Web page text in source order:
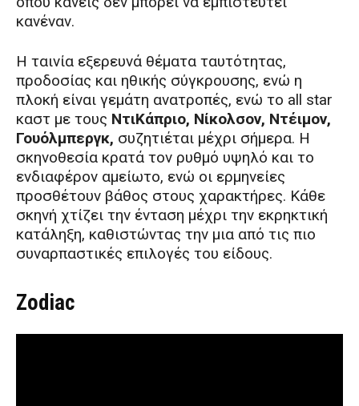
κανέναν.
Η ταινία εξερευνά θέματα ταυτότητας,
προδοσίας και ηθικής σύγκρουσης, ενώ η
πλοκή είναι γεμάτη ανατροπές, ενώ το all star
καστ με τους ΝτιΚάπριο, Νίκολσον, Ντέιμον,
Γουόλμπεργκ, συζητιέται μέχρι σήμερα. Η
σκηνοθεσία κρατά τον ρυθμό υψηλό και το
ενδιαφέρον αμείωτο, ενώ οι ερμηνείες
προσθέτουν βάθος στους χαρακτήρες. Κάθε
σκηνή χτίζει την ένταση μέχρι την εκρηκτική
κατάληξη, καθιστώντας την μια από τις πιο
συναρπαστικές επιλογές του είδους.
Zodiac